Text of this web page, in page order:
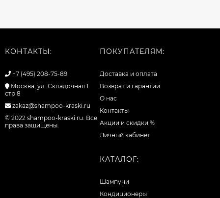
КОНТАКТЫ:
+7 (495) 208-75-89
Москва, ул. Складочная 1
стр 8
zakaz@shampoo-kraski.ru
© 2022 shampoo-kraski.ru. Все
права защищены.
ПОКУПАТЕЛЯМ:
Доставка и оплата
Возврат и гарантии
О нас
Контакты
Акции и скидки %
Личный кабинет
КАТАЛОГ:
Шампуни
Кондиционеры